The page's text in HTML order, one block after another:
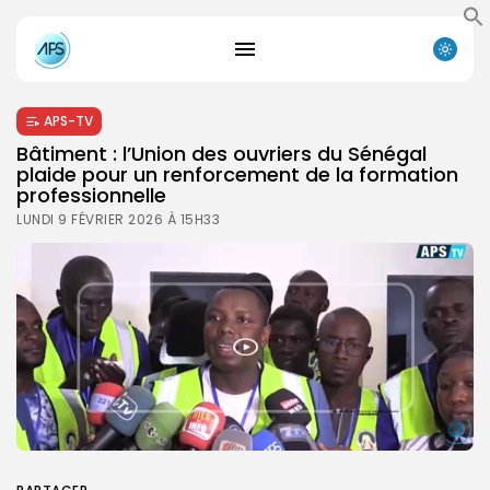
APS-TV
Bâtiment : l’Union des ouvriers du Sénégal
plaide pour un renforcement de la formation
professionnelle
LUNDI 9 FÉVRIER 2026 À 15H33